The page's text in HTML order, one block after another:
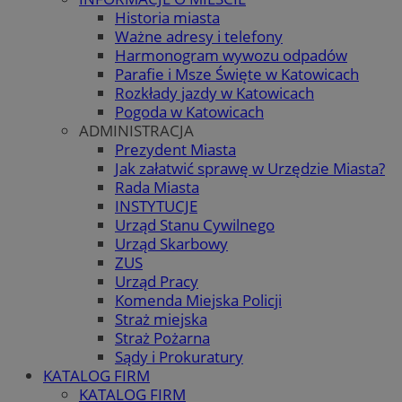
Historia miasta
Ważne adresy i telefony
Harmonogram wywozu odpadów
Parafie i Msze Święte w Katowicach
Rozkłady jazdy w Katowicach
Pogoda w Katowicach
ADMINISTRACJA
Prezydent Miasta
Jak załatwić sprawę w Urzędzie Miasta?
Rada Miasta
INSTYTUCJE
Urząd Stanu Cywilnego
Urząd Skarbowy
ZUS
Urząd Pracy
Komenda Miejska Policji
Straż miejska
Straż Pożarna
Sądy i Prokuratury
KATALOG FIRM
KATALOG FIRM